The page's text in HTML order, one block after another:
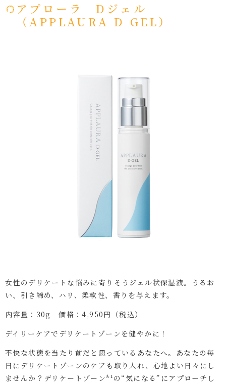
アプローラ Dジェル
（APPLAURA D GEL）
女性のデリケートな悩みに寄りそうジェル状保湿液。うるお
い、引き締め、ハリ、柔軟性、香りを与えます。
内容量：30g 価格：4,950円（税込）
デイリーケアでデリケートゾーンを健やかに！
不快な状態を当たり前だと思っているあなたへ。あなたの毎
日にデリケートゾーンのケアも取り入れ、心地よい日々にし
ませんか？デリケートゾーン*¹の“気になる”にアプローチし